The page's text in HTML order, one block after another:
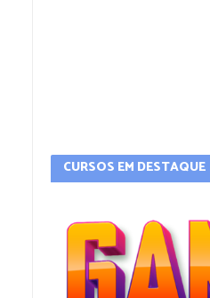
CURSOS EM DESTAQUE